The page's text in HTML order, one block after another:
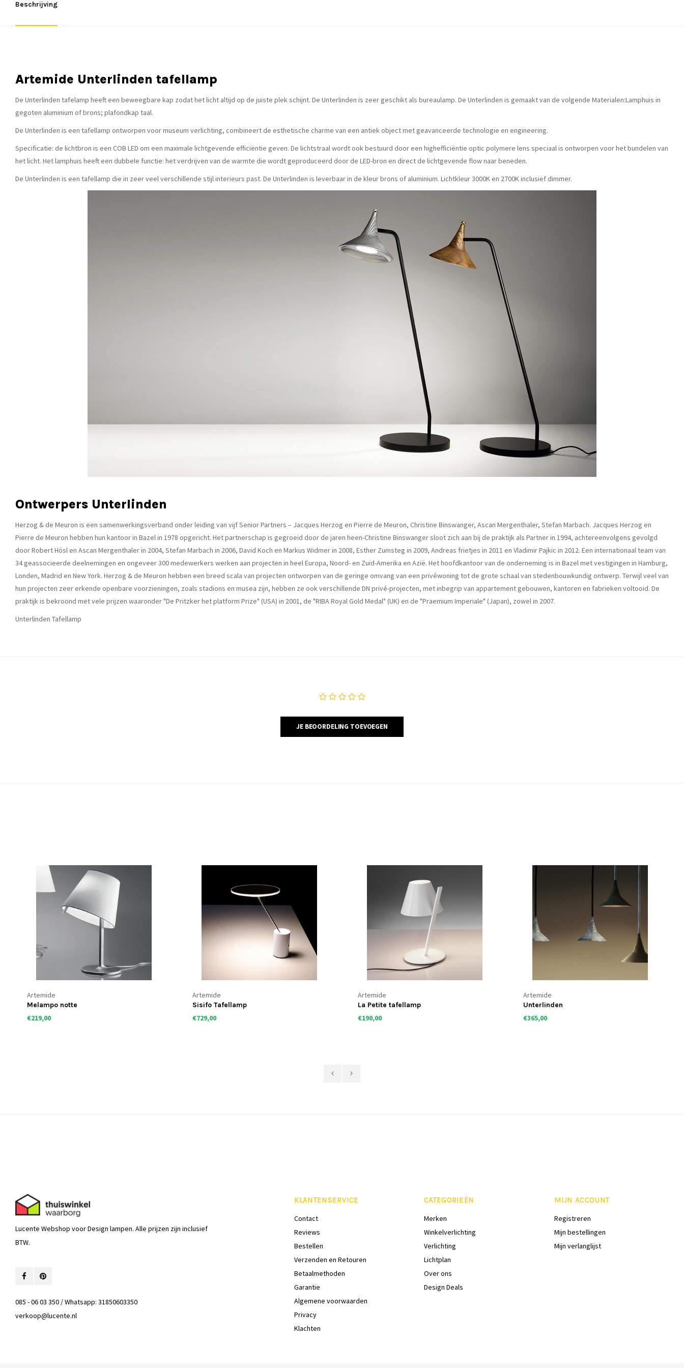
Beschrijving
Artemide Unterlinden tafellamp
De Unterlinden tafelamp heeft een beweegbare kap zodat het licht altijd op de juiste plek schijnt. De Unterlinden is zeer geschikt als bureaulamp. De Unterlinden is gemaakt van de volgende Materialen:Lamphuis in
gegoten aluminium of brons; plafondkap taal.
De Unterlinden is een tafellamp ontworpen voor museum verlichting, combineert de esthetische charme van een antiek object met geavanceerde technologie en engineering.
Specificatie: de lichtbron is een COB LED om een maximale lichtgevende efficiëntie geven. De lichtstraal wordt ook bestuurd door een highefficiëntie optic polymere lens speciaal is ontworpen voor het bundelen van
het licht. Het lamphuis heeft een dubbele functie: het verdrijven van de warmte die wordt geproduceerd door de LED-bron en direct de lichtgevende flow naar beneden.
De Unterlinden is een tafellamp die in zeer veel verschillende stijl interieurs past. De Unterlinden is leverbaar in de kleur brons of aluminium. Lichtkleur 3000K en 2700K inclusief dimmer.
Ontwerpers Unterlinden
Herzog & de Meuron is een samenwerkingsverband onder leiding van vijf Senior Partners – Jacques Herzog en Pierre de Meuron, Christine Binswanger, Ascan Mergenthaler, Stefan Marbach. Jacques Herzog en
Pierre de Meuron hebben hun kantoor in Bazel in 1978 opgericht. Het partnerschap is gegroeid door de jaren heen-Christine Binswanger sloot zich aan bij de praktijk als Partner in 1994, achtereenvolgens gevolgd
door Robert Hösl en Ascan Mergenthaler in 2004, Stefan Marbach in 2006, David Koch en Markus Widmer in 2008, Esther Zumsteg in 2009, Andreas frietjes in 2011 en Vladimir Pajkic in 2012. Een internationaal team van
34 geassocieerde deelnemingen en ongeveer 300 medewerkers werken aan projecten in heel Europa, Noord- en Zuid-Amerika en Azië. Het hoofdkantoor van de onderneming is in Bazel met vestigingen in Hamburg,
Londen, Madrid en New York. Herzog & de Meuron hebben een breed scala van projecten ontworpen van de geringe omvang van een privéwoning tot de grote schaal van stedenbouwkundig ontwerp. Terwijl veel van
hun projecten zeer erkende openbare voorzieningen, zoals stadions en musea zijn, hebben ze ook verschillende DN privé-projecten, met inbegrip van appartement gebouwen, kantoren en fabrieken voltooid. De
praktijk is bekroond met vele prijzen waaronder "De Pritzker het platform Prize" (USA) in 2001, de "RIBA Royal Gold Medal" (UK) en de "Praemium Imperiale" (Japan), zowel in 2007.
Unterlinden Tafellamp
JE BEOORDELING TOEVOEGEN
Artemide
Melampo notte
€219,00
Artemide
Sisifo Tafellamp
€729,00
Artemide
La Petite tafellamp
€190,00
Artemide
Unterlinden
€365,00
Lucente Webshop voor Design lampen. Alle prijzen zijn inclusief
BTW.
085 - 06 03 350 / Whatsapp: 31850603350
verkoop@lucente.nl
KLANTENSERVICE
Contact
Reviews
Bestellen
Verzenden en Retouren
Betaalmethoden
Garantie
Algemene voorwaarden
Privacy
Klachten
CATEGORIEËN
Merken
Winkelverlichting
Verlichting
Lichtplan
Over ons
Design Deals
MIJN ACCOUNT
Registreren
Mijn bestellingen
Mijn verlanglijst